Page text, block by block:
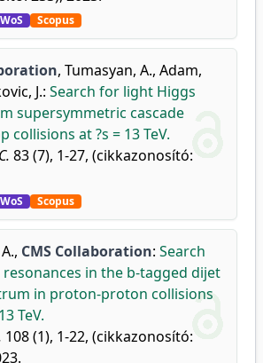
WoS Scopus
, Tumasyan, A., Adam,
J.: Search for light Higgs
supersymmetric cascade
collisions at ?s = 13 TeV.
83 (7), 1-27, (cikkazonosító:
WoS Scopus
, CMS Collaboration: Search
in the b-tagged dijet
in proton-proton collisions
TeV.
108 (1), 1-22, (cikkazonosító: